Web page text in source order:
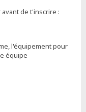
de t'inscrire :
l'équipement pour
équipe